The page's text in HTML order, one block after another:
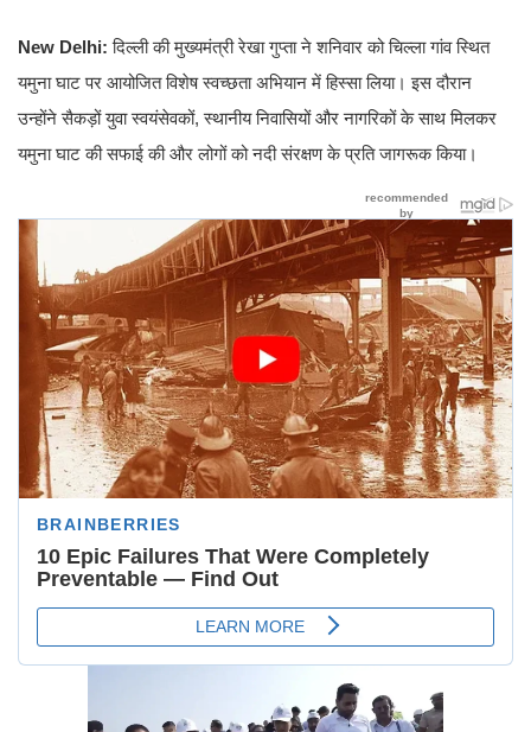
New Delhi:दिल्ली की मुख्यमंत्री रेखा गुप्ता ने शनिवार को चिल्ला गांव स्थित
यमुना घाट पर आयोजित विशेष स्वच्छता अभियान में हिस्सा लिया। इस दौरान
उन्होंने सैकड़ों युवा स्वयंसेवकों, स्थानीय निवासियों और नागरिकों के साथ मिलकर
यमुना घाट की सफाई की और लोगों को नदी संरक्षण के प्रति जागरूक किया।